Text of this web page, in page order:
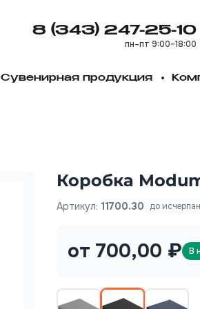
8 (343) 247-25-10
пн–пт 9:00–18:00
Сувенирная продукция
Коробка
Артикул: 11700.30 до
от 700,00 ₽ В